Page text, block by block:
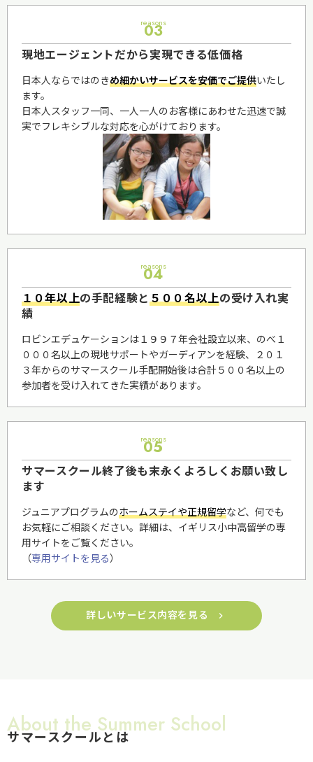
reasons
03
現地エージェントだから実現できる低価格
日本人ならではのきめ細かいサービスを安価でご提供いたし
ます。
日本人スタッフ一同、一人一人のお客様にあわせた迅速で誠
実でフレキシブルな対応を心がけております。
reasons
04
１０年以上の手配経験と５００名以上の受け入れ実
績
ロビンエデュケーションは１９９７年会社設立以来、のべ１
０００名以上の現地サポートやガーディアンを経験、２０１
３年からのサマースクール手配開始後は合計５００名以上の
参加者を受け入れてきた実績があります。
reasons
05
サマースクール終了後も末永くよろしくお願い致し
ます
ジュニアプログラムのホームステイや正規留学など、何でも
お気軽にご相談ください。詳細は、イギリス小中高留学の専
用サイトをご覧ください。
（専用サイトを見る）
詳しいサービス内容を見る
About the Summer School
サマースクールとは